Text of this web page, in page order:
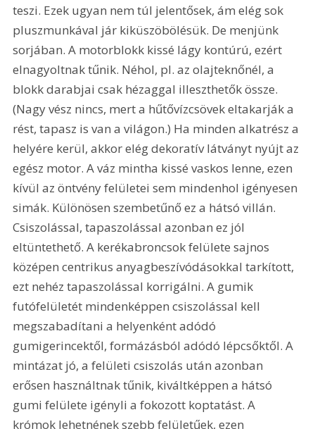
teszi. Ezek ugyan nem túl jelentősek, ám elég sok
pluszmunkával jár kiküszöbölésük. De menjünk
sorjában. A motorblokk kissé lágy kontúrú, ezért
elnagyoltnak tűnik. Néhol, pl. az olajteknőnél, a
blokk darabjai csak hézaggal illeszthetők össze.
(Nagy vész nincs, mert a hűtővízcsövek eltakarják a
rést, tapasz is van a világon.) Ha minden alkatrész a
helyére kerül, akkor elég dekoratív látványt nyújt az
egész motor. A váz mintha kissé vaskos lenne, ezen
kívül az öntvény felületei sem mindenhol igényesen
simák. Különösen szembetűnő ez a hátsó villán.
Csiszolással, tapaszolással azonban ez jól
eltüntethető. A kerékabroncsok felülete sajnos
középen centrikus anyagbeszívódásokkal tarkított,
ezt nehéz tapaszolással korrigálni. A gumik
futófelületét mindenképpen csiszolással kell
megszabadítani a helyenként adódó
gumigerincektől, formázásból adódó lépcsőktől. A
mintázat jó, a felületi csiszolás után azonban
erősen használtnak tűnik, kiváltképpen a hátsó
gumi felülete igényli a fokozott koptatást. A
krómok lehetnének szebb felületűek, ezen